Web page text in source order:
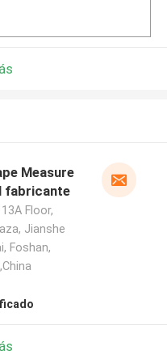
Measure
fabricante
Floor,
Jianshe
Foshan,